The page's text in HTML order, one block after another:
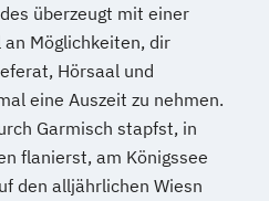
überzeugt mit einer
Möglichkeiten, dir
Hörsaal und
eine Auszeit zu nehmen.
Garmisch stapfst, in
flanierst, am Königssee
den alljährlichen Wiesn